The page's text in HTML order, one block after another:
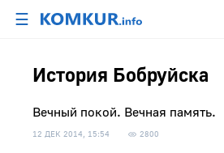
☰
История Бобруйска
Вечный покой. Вечная память.
12 ДЕК 2014, 15:54 2800